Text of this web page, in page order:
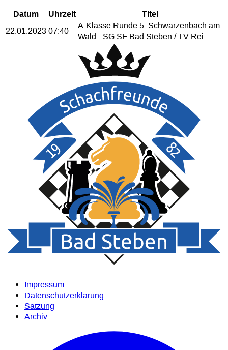
Datum Uhrzeit Titel
22.01.2023 07:40
A-Klasse Runde 5: Schwarzenbach am
Wald - SG SF Bad Steben / TV Rei
Impressum
Datenschutzerklärung
Satzung
Archiv